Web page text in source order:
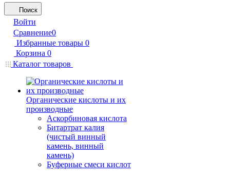
Поиск
Войти
Сравнение0
Избранные товары 0
Корзина 0
Каталог товаров
Органические кислоты и их
производные
Аскорбиновая кислота
Битартрат калия
(чистый винный
камень, винный
камень)
Буферные смеси кислот